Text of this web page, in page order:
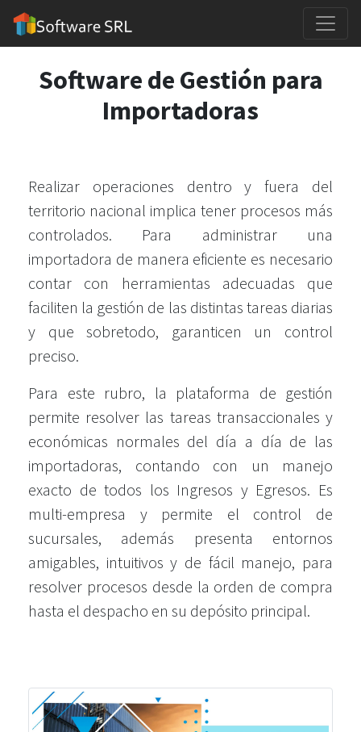
Software de Gestión para
Importadoras
Realizar operaciones dentro y fuera del
territorio nacional implica tener procesos más
controlados. Para administrar una
importadora de manera eficiente es necesario
contar con herramientas adecuadas que
faciliten la gestión de las distintas tareas diarias
y que sobretodo, garanticen un control
preciso.
Para este rubro, la plataforma de gestión
permite resolver las tareas transaccionales y
económicas normales del día a día de las
importadoras, contando con un manejo
exacto de todos los Ingresos y Egresos. Es
multi-empresa y permite el control de
sucursales, además presenta entornos
amigables, intuitivos y de fácil manejo, para
resolver procesos desde la orden de compra
hasta el despacho en su depósito principal.